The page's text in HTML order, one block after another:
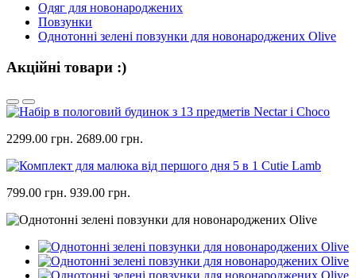
Одяг для новонароджених
Повзунки
Однотонні зелені повзунки для новонароджених Olive
Акційні товари :)
2299.00 грн. 2689.00 грн.
799.00 грн. 939.00 грн.